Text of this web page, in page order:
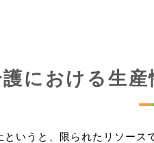
における生産
というと、限られたリソー